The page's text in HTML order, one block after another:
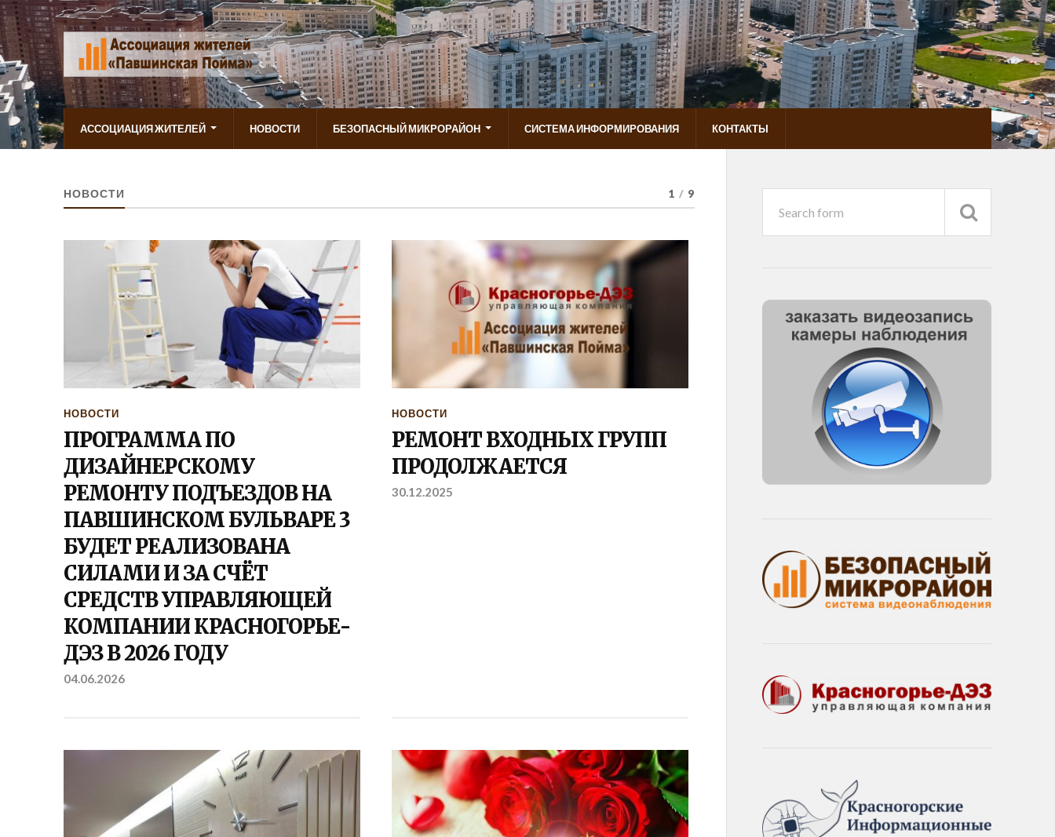
АССОЦИАЦИЯ ЖИТЕЛЕЙ НОВОСТИ БЕЗОПАСНЫЙ МИКРОРАЙОН СИСТЕМА ИНФОРМИРОВАНИЯ КОНТАКТЫ
НОВОСТИ 1 / 9
НОВОСТИ
ПРОГРАММА ПО
ДИЗАЙНЕРСКОМУ
РЕМОНТУ ПОДЪЕЗДОВ НА
ПАВШИНСКОМ БУЛЬВАРЕ 3
БУДЕТ РЕАЛИЗОВАНА
СИЛАМИ И ЗА СЧЁТ
СРЕДСТВ УПРАВЛЯЮЩЕЙ
КОМПАНИИ КРАСНОГОРЬЕ-
ДЭЗ В 2026 ГОДУ
04.06.2026
НОВОСТИ
РЕМОНТ ВХОДНЫХ ГРУПП
ПРОДОЛЖАЕТСЯ
30.12.2025